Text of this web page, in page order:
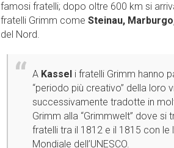
famosi fratelli; dopo oltre 600 km si
fratelli Grimm come Steinau,
del Nord.
A Kassel i fratelli Grimm hanno
“periodo più creativo” della
successivamente tradotte in
Grimm alla “Grimmwelt” dove si
fratelli tra il 1812 e il 1815 con
Mondiale dell’UNESCO.